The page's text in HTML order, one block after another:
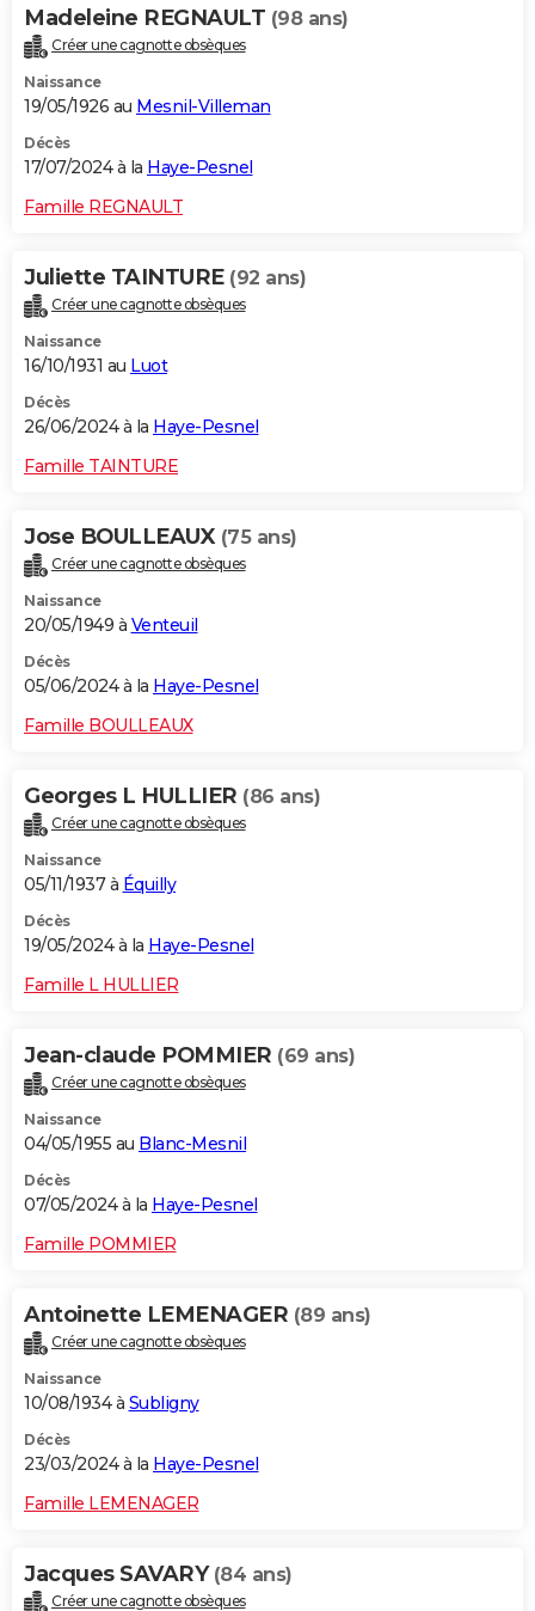
Madeleine REGNAULT (98 ans)
Créer une cagnotte obsèques
Naissance
19/05/1926 au Mesnil-Villeman
Décès
17/07/2024 à la Haye-Pesnel
Famille REGNAULT
Juliette TAINTURE (92 ans)
Créer une cagnotte obsèques
Naissance
16/10/1931 au Luot
Décès
26/06/2024 à la Haye-Pesnel
Famille TAINTURE
Jose BOULLEAUX (75 ans)
Créer une cagnotte obsèques
Naissance
20/05/1949 à Venteuil
Décès
05/06/2024 à la Haye-Pesnel
Famille BOULLEAUX
Georges L HULLIER (86 ans)
Créer une cagnotte obsèques
Naissance
05/11/1937 à Équilly
Décès
19/05/2024 à la Haye-Pesnel
Famille L HULLIER
Jean-claude POMMIER (69 ans)
Créer une cagnotte obsèques
Naissance
04/05/1955 au Blanc-Mesnil
Décès
07/05/2024 à la Haye-Pesnel
Famille POMMIER
Antoinette LEMENAGER (89 ans)
Créer une cagnotte obsèques
Naissance
10/08/1934 à Subligny
Décès
23/03/2024 à la Haye-Pesnel
Famille LEMENAGER
Jacques SAVARY (84 ans)
Créer une cagnotte obsèques